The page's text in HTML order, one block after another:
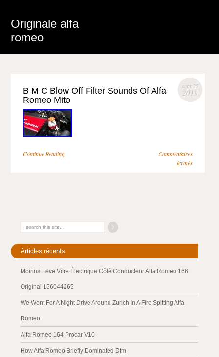
Originale alfa
romeo
sept 25
2019
B M C Blow Off Filter Sounds Of Alfa
Romeo Mito
Continue Reading
Commentaires
fermés
Articles récents
Moirina Leve Vitre Électrique Côté Conducteur Alfa Romeo 166
Original 156044265
We Went For A Night Drive Around Zurich In A Fire Spitting Alfa
Romeo
Alfa Romeo 164 Procar V10
How Alfa Romeo Briefly Dominated Dtm